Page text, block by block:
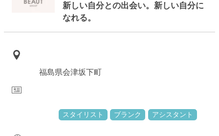
新しい自分との出会い。新しい自分に
なれる。
福島県会津坂下町
スタイリスト ブランク アシスタント